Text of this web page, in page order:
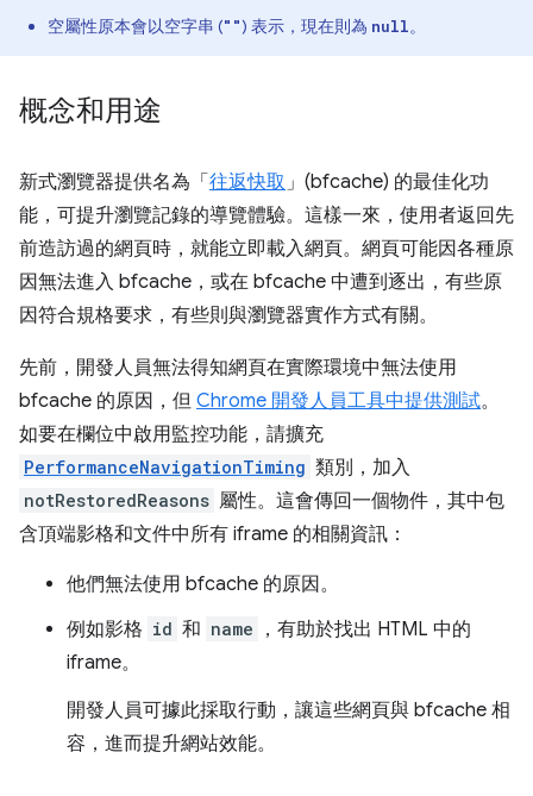
空屬性原本會以空字串 ("") 表示，現在則為 null。
概念和用途
新式瀏覽器提供名為「 往返快取」(bfcache) 的最佳化功
能，可提升瀏覽記錄的導覽體驗。這樣一來，使用者返回先
前造訪過的網頁時，就能立即載入網頁。網頁可能因各種原
因無法進入 bfcache，或在 bfcache 中遭到逐出，有些原
因符合規格要求，有些則與瀏覽器實作方式有關。
先前，開發人員無法得知網頁在實際環境中無法使用
bfcache 的原因，但 Chrome 開發人員工具中提供測試。
如要在欄位中啟用監控功能，請擴充
PerformanceNavigationTiming 類別，加入
notRestoredReasons 屬性。這會傳回一個物件，其中包
含頂端影格和文件中所有 iframe 的相關資訊：
他們無法使用 bfcache 的原因。
例如影格 id 和 name
，有助於找出 HTML 中的
iframe。
開發人員可據此採取行動，讓這些網頁與 bfcache 相
容，進而提升網站效能。